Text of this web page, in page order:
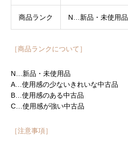
商品ランク N…新品・未使用品
［商品ランクについて］
N…新品・未使用品
A…使用感の少ないきれいな中古品
B…使用感のある中古品
C…使用感が強い中古品
［注意事項］